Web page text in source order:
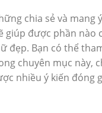
chia sẻ và mang
giúp được phần nào
đẹp. Bạn có thể
chuyên mục này,
nhiều ý kiến đóng